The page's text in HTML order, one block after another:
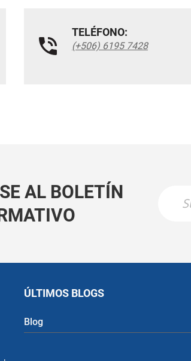
TELÉFONO:
(+506) 6195 7428
AL BOLETÍN
ÚLTIMOS BLOGS
Blog